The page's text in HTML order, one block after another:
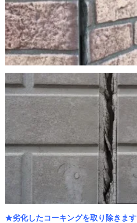
★劣化したコーキングを取り除きます